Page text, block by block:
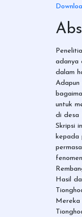
adanya
dalam
Adapun
untuk
di desa
Skripsi
kepada
Hasil